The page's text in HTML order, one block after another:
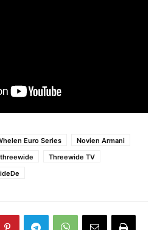
Euro Series
Novien Armani
threewide
Threewide TV